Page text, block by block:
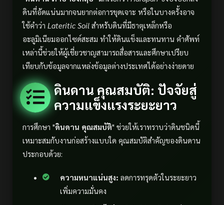
ดินที่อัดแน่นมากจนยากต่อการขุดเจาะ หรือในบางครั้งอาจ
ใช้คำว่า Lateritic Soil สำหรับดินที่มีธาตุเหล็กหรือ
อะลูมิเนียมออกไซด์สะสม ทำให้ดินแข็งและทนทาน คำศัพท์
เหล่านี้ช่วยให้ผู้เชี่ยวชาญสามารถสื่อสารและศึกษาเปรียบ
เทียบกับข้อมูลจากแหล่งข้อมูลต่างประเทศได้อย่างง่ายดาย
ดินดาน คุณสมบัติ: ปัจจัยสู่
ความแข็งแรงระยะยาว
การศึกษา "ดินดาน คุณสมบัติ" ช่วยให้เราทราบว่าดินชนิดนี้
เหมาะสมกับงานก่อสร้างแบบใด คุณสมบัติสำคัญของดินดาน
ประกอบด้วย:
ความหนาแน่นสูง: ลดการทรุดตัวในระยะยาว
เพิ่มความมั่นคง